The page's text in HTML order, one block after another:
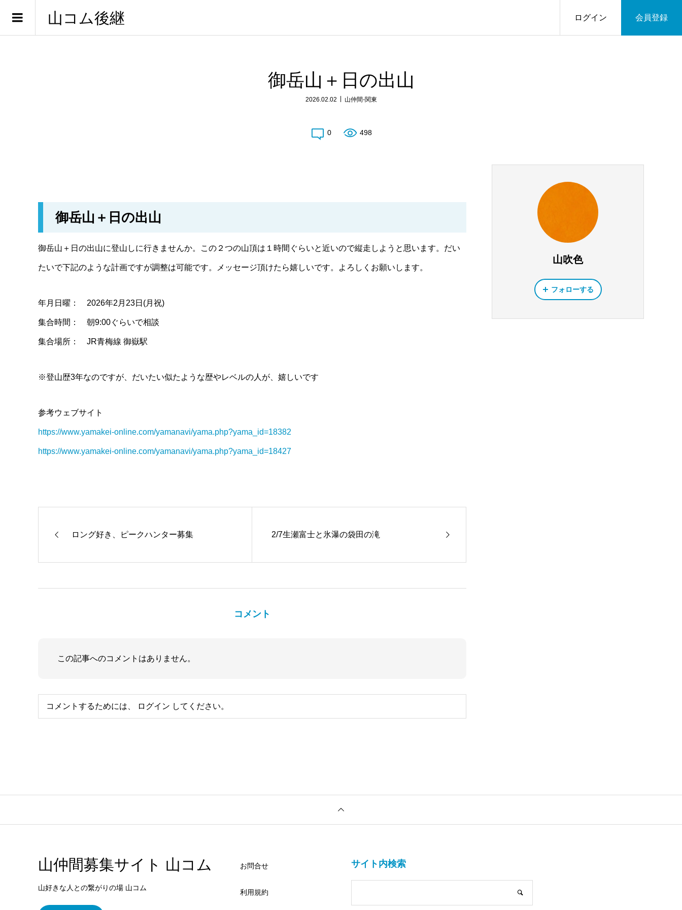
山コム後継 ログイン 会員登録
御岳山＋日の出山
2026.02.02 山仲間-関東
0 498
御岳山＋日の出山
御岳山＋日の出山に登山しに行きませんか。この２つの山頂は１時間ぐらいと近いので縦走しようと思います。だい
たいで下記のような計画ですが調整は可能です。メッセージ頂けたら嬉しいです。よろしくお願いします。
年月日曜： 2026年2月23日(月祝)
集合時間： 朝9:00ぐらいで相談
集合場所： JR青梅線 御嶽駅
※登山歴3年なのですが、だいたい似たような歴やレベルの人が、嬉しいです
参考ウェブサイト
https://www.yamakei-online.com/yamanavi/yama.php?yama_id=18382
https://www.yamakei-online.com/yamanavi/yama.php?yama_id=18427
ロング好き、ピークハンター募集 2/7生瀬富士と氷瀑の袋田の滝
コメント
この記事へのコメントはありません。
コメントするためには、 ログイン してください。
山吹色
フォローする
山仲間募集サイト 山コム
山好きな人との繋がりの場 山コム
お問合せ
利用規約
サイト内検索